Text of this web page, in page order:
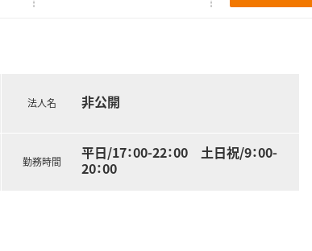
法人名 非公開
勤務時間
平日/17：00-22：00 土日祝/9：00-
20：00